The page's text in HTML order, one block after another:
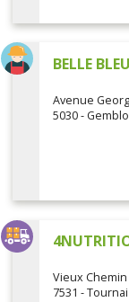
BELLE
Avenue
5030 -
Vieux
7531 - Tournai